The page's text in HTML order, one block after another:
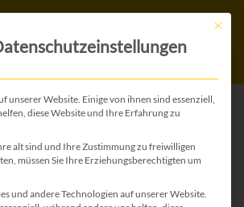
Mit
unserer Website. Einige von ihnen sind essenziell,
diese Website und Ihre Erfahrung zu
alt sind und Ihre Zustimmung zu freiwilligen
müssen Sie Ihre Erziehungsberechtigten um
und andere Technologien auf unserer Website.